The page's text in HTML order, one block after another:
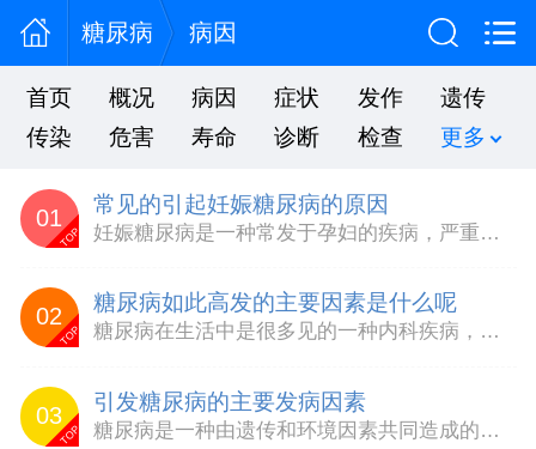
糖尿病 病因
首页 概况 病因 症状 发作
遗传
传染
危害 寿命 诊断 检查 更多
01
TOP
常见的引起妊娠糖尿病的原因
妊娠糖尿病是一种常发于孕妇的疾病，严重威胁着孕妇及其宝宝的身体健康，严重的会导致胎儿的死亡。那常见的引起妊娠糖尿病的原因有哪些呢?下面就为大家讲讲常见的引起妊娠糖尿病的原因。一般，常见的引起妊娠糖尿病的原因有：1、年龄因素，高龄妊娠是公认的妊娠糖尿病的主要危险因素。年龄在40岁及以上的孕妇发生妊娠糖尿病的危险是20～30岁孕妇的8.2倍。年龄因素除影响妊娠糖...
02
TOP
糖尿病如此高发的主要因素是什么呢
糖尿病在生活中是很多见的一种内科疾病，每年死于糖尿病的人也是不再少数。那么，究竟什么因素导致糖尿病的出现呢?糖尿病的病因是什么呢?接下来，我们就从下面的文章中了解下吧。1、遗传因素：这是属于导致糖尿病的病因之一。在临床上，糖尿病也有家族发病的特点。因此很可能基因遗传也是糖尿病的病因。这种遗传特性2型糖尿病比1型糖尿病更为明显。2、一个重要的糖尿病的病因可能就...
03
TOP
引发糖尿病的主要发病因素
糖尿病是一种由遗传和环境因素共同造成的慢性疾病，不良的饮食习惯也可导致糖尿病的发生。那么糖尿病的病因有哪些?下面是相关专家做出的详细解答。少动：体力活动减少是诱发糖尿病的病因之一。因为人体骨骼肌是最大的葡萄糖利用的器官，长期缺乏体力活动将会大大减少肌肉对葡萄糖的利用，导致肌肉萎缩、肌肉组织中的脂肪含量增加、肥胖和胰岛素抵抗。肥胖：遗传、缺少运动、吃的太多、太...